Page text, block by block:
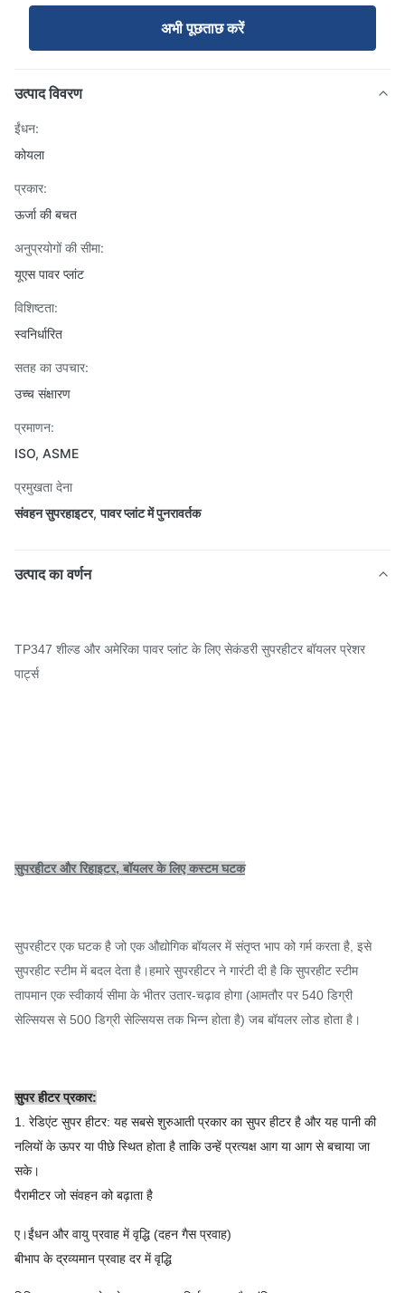
अभी पूछताछ करें
उत्पाद विवरण
ईंधन:
कोयला
प्रकार:
ऊर्जा की बचत
अनुप्रयोगों की सीमा:
यूएस पावर प्लांट
विशिष्टता:
स्वनिर्धारित
सतह का उपचार:
उच्च संक्षारण
प्रमाणन:
ISO, ASME
प्रमुखता देना
संवहन सुपरहाइटर,पावर प्लांट में पुनरावर्तक
उत्पाद का वर्णन
TP347 शील्ड और अमेरिका पावर प्लांट के लिए सेकंडरी सुपरहीटर बॉयलर प्रेशर
पार्ट्स
सुपरहीटर और रिहाइटर, बॉयलर के लिए कस्टम घटक
सुपरहीटर एक घटक है जो एक औद्योगिक बॉयलर में संतृप्त भाप को गर्म करता है, इसे
सुपरहीट स्टीम में बदल देता है।हमारे सुपरहीटर ने गारंटी दी है कि सुपरहीट स्टीम
तापमान एक स्वीकार्य सीमा के भीतर उतार-चढ़ाव होगा (आमतौर पर 540 डिग्री
सेल्सियस से 500 डिग्री सेल्सियस तक भिन्न होता है) जब बॉयलर लोड होता है।
सुपर हीटर प्रकार:
1. रेडिएंट सुपर हीटर: यह सबसे शुरुआती प्रकार का सुपर हीटर है और यह पानी की
नलियों के ऊपर या पीछे स्थित होता है ताकि उन्हें प्रत्यक्ष आग या आग से बचाया जा
सके।
पैरामीटर जो संवहन को बढ़ाता है
ए।ईंधन और वायु प्रवाह में वृद्धि (दहन गैस प्रवाह)
बीभाप के द्रव्यमान प्रवाह दर में वृद्धि